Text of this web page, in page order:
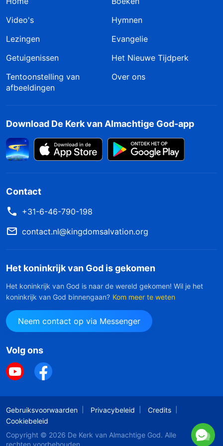
Video's
Hymnen
Lezingen
Evangelie
Getuigenissen
Het Nieuwe Tijdperk
Tentoonstelling van
afbeeldingen
Over ons
Download De Kerk van Almachtige God-app
Contact
+31-6-46-790-198
contact.nl@kingdomsalvation.org
Het koninkrijk van God is gekomen
Het koninkrijk van God is naar de wereld gekomen! Wil je het
koninkrijk van God binnengaan? Kom meer te weten
Neem contact op via Messenger
Volg ons
Gebruiksvoorwaarden Privacybeleid
Credits
Cookiebeleid
Copyright © 2026 De Kerk van Almachtige God. Alle
rechten voorbehouden.